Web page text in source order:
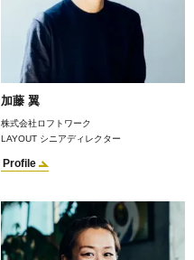
加藤 翼
株式会社ロフトワーク
LAYOUT シニアディレクター
Profile